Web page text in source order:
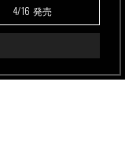
4/16 発売